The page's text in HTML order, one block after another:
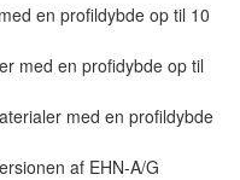
en profildybde op til 10
med en profidybde op til
med en profildybde
af EHN-A/G